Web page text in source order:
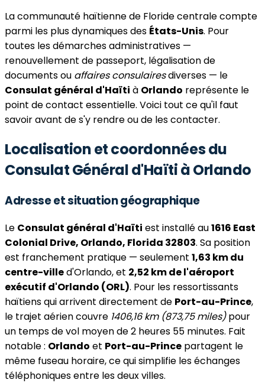
La communauté haïtienne de Floride centrale compte
parmi les plus dynamiques des États-Unis. Pour
toutes les démarches administratives —
renouvellement de passeport, légalisation de
documents ou affaires consulairesdiverses — le
Consulat général d'Haïti à Orlando représente le
point de contact essentielle. Voici tout ce qu'il faut
savoir avant de s'y rendre ou de les contacter.
Localisation et coordonnées du
Consulat Général d'Haïti à Orlando
Adresse et situation géographique
Le Consulat général d'Haïti est installé au1616 East
Colonial Drive, Orlando, Florida 32803. Sa position
est franchement pratique — seulement 1,63 km du
centre-villed'Orlando, et 2,52 km de l'aéroport
exécutif d'Orlando (ORL). Pour les ressortissants
haïtiens qui arrivent directement de Port-au-Prince,
le trajet aérien couvre 1406,16 km (873,75 miles)pour
un temps de vol moyen de 2 heures 55 minutes. Fait
notable : Orlando et Port-au-Prince partagent le
même fuseau horaire, ce qui simplifie les échanges
téléphoniques entre les deux villes.